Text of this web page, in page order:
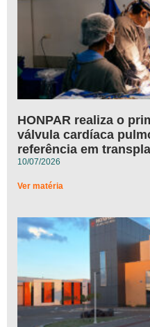
HONPAR realiza o
válvula cardíaca
referência em
10/07/2026
Ver matéria